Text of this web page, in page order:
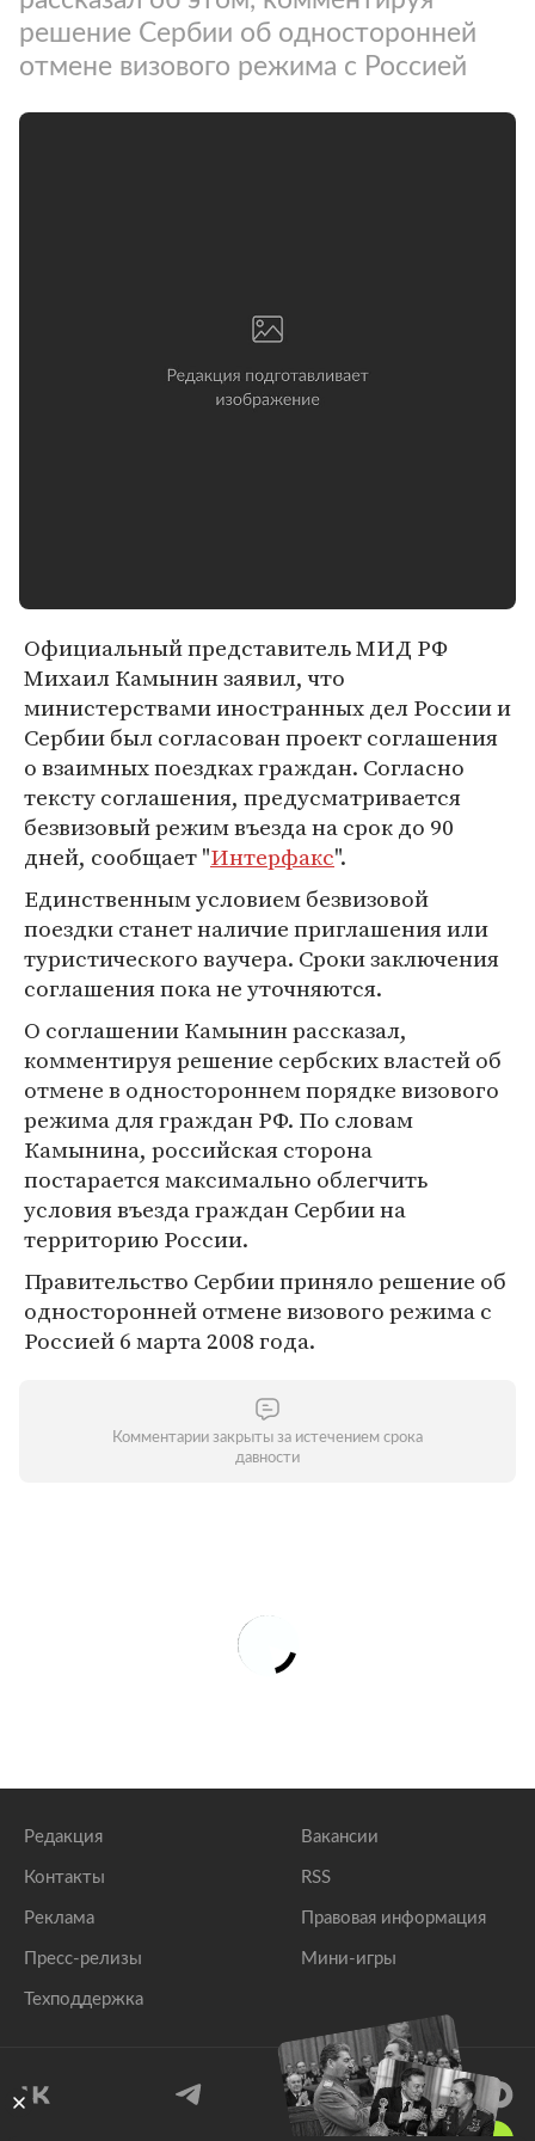
решение Сербии об односторонней
отмене визового режима с Россией
Официальный представитель МИД РФ
Михаил Камынин заявил, что
министерствами иностранных дел России и
Сербии был согласован проект соглашения
о взаимных поездках граждан. Согласно
тексту соглашения, предусматривается
безвизовый режим въезда на срок до 90
дней, сообщает "Интерфакс".
Единственным условием безвизовой
поездки станет наличие приглашения или
туристического ваучера. Сроки заключения
соглашения пока не уточняются.
О соглашении Камынин рассказал,
комментируя решение сербских властей об
отмене в одностороннем порядке визового
режима для граждан РФ. По словам
Камынина, российская сторона
постарается максимально облегчить
условия въезда граждан Сербии на
территорию России.
Правительство Сербии приняло решение об
односторонней отмене визового режима с
Россией 6 марта 2008 года.
Комментарии закрыты за истечением срока
давности
Редакция
Контакты
Реклама
Пресс-релизы
Техподдержка
Вакансии
RSS
Правовая информация
Мини-игры